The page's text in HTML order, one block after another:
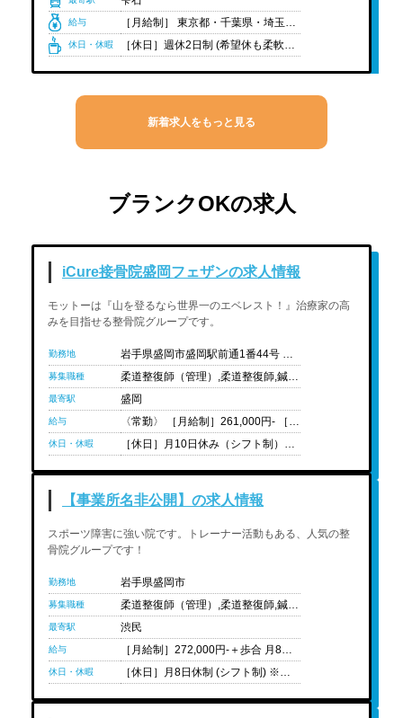
給与 ［月給制］ 東京都・千葉県・埼玉県:253,000円 青森県・岩手県・宮城県・福島県:226,000円 長野県:23万円 主任:＋1万円- 副院長:＋25,000円- 院長:＋5万円+歩合+管理資格手当 ［想定年収］人材紹介会社にお問い合わせください。 ※経験や状況に応じて変動可能性有り ［給与内訳］ ・基本給: 東京都・千葉県・埼玉県215,000円 青森県・岩手県・宮城県・福島県182,000円 長野県186,000円 ・職務手当: 東京都・千葉県・埼玉県38,000円 青森県・岩手県・宮城県・福島県44,000円 長野県44,000円 ※職務手当内に残業評価給を含む。(青森県・岩手県・宮城県・福島県:30時間分 東京都・千葉県・埼玉県:24時間分 長野県:30時間分) ［対象者のみ支給］ ・管理柔道整復師手当:13,000円＋歩合(レセプト枚数×110円) ・Wライセンス手当:2万円 ＜非常勤＞ ［時給制］人材紹介担当者までお問い合わせ下さい。 ※経験や状況に応じて変動可能性有り
休日・休暇 ［休日］週休2日制 (希望休も柔軟に申請取得可能) ※関東圏のみ固定休み有(日曜日＋他1日) ［休暇］夏季休暇(2日)・年末年始休暇(6日) ※有給休暇は法定通り支給 ［年間休日］人材紹介担当者にお問い合わせ下さい ［有給消化率］取得しやすい環境です。 ［育休取得実績］有
ブランクOKの求人
iCure接骨院盛岡フェザンの求人情報
モットーは『山を登るなら世界一のエベレスト！』治療家の高
みを目指せる整骨院グループです。
勤務地 岩手県盛岡市盛岡駅前通1番44号 フェザン盛岡地下1階
募集職種 柔道整復師（管理）,柔道整復師,鍼灸師,あん摩ﾏｯｻｰｼﾞ指圧師,国資学生（柔道整復）,国資学生（鍼灸）,国資学生（あん摩ﾏｯｻｰｼﾞ指圧）
最寄駅 盛岡
給与 〈常勤〉 ［月給制］261,000円- ［想定年収］3,132,000円- ※経験や状況に応じて変動可能性有り ※中途の場合、前職給与保障制度が可能 （ただし、会社規定基準に満たない場合減給となる場合もあり） ※固定残業10時間を超過した分は別途支給 ［給与内訳］ 基本給:244,200円 固定残業代（10時間分）:16,800円 ［対象者のみ支給］ ・住宅手当 … 東京23区内/大阪市内在住の賃貸世帯主の場合:2万円 … 上記エリア以外で賃貸世帯主の場合:1万円 ・コミュニケーション食事補助:2,000円 ・家族手当 … 配偶者（扶養内）:2,000円-7,000円 … お子様（扶養内）:3,000円/人 ・引っ越し手当:最大10万円支給 … 新卒のみに適応 ・Wライセンス手当（柔道整復師＋鍼灸師）:1万円 院長 ［想定年収］4,50万円-6,00万円 テクニカルディレクター/スーパーバイザー ［想定年収］5,50万円-7,00万円 チーフテクニカルディレクター/エリアマネージャー ［想定年収］6,50万円-8,00万円 エリアマネージャー ［想定年収］6,50万円-8,00万円 ゼネラルマネージャー ［想定年収］7,50万円-10,00万円 〈非常勤〉 ［時給］1,230円 -
休日・休暇 ［休日］月10日休み（シフト制）、バースデー休暇（半休付与） ※院の立地により固定休やシフト休の違い有り ※休日出勤一切なし ［休暇］年末年始休暇・夏季休暇（月10日休みに含む） ※有給休暇は法定通り支給 ［年間休日］120日
【事業所名非公開】の求人情報
スポーツ障害に強い院です。トレーナー活動もある、人気の整
骨院グループです！
勤務地 岩手県盛岡市
募集職種 柔道整復師（管理）,柔道整復師,鍼灸師,あん摩ﾏｯｻｰｼﾞ指圧師,国資学生（柔道整復）,国資学生（鍼灸）,国資学生（あん摩ﾏｯｻｰｼﾞ指圧）
最寄駅 渋民
給与 ［月給制］272,000円-＋歩合 月8休み:272,000円- ＋歩合(10:00-20:00) ［給与内訳］ ・基本給:232,940円 ・固定残業代（25.5時間分）:39,060円 月9休み:265,000円- +歩合（10:00-20:00） ［給与内訳］ ・基本給:223,132円 ・固定残業代（24時間分）:41,868円 月8休み午前午後シフト:24万円- ＋歩合(9:00-18:00/12:00-21:00) ［給与内訳］ ・基本給:204,742円 ・固定残業代（23時間分）:35,258円 月8休み時短シフト:22万円-(9:00-18:00) ［給与内訳］ ・基本給:204,742円 ・固定残業代（10時間分）:15,258円 月9休み時短シフト:21万円-(9:00-18:00) ［給与内訳］ ・基本給:196,160円 ・固定残業代（9時間分）:13,840円 月12日休み制:20万円-(10:00-20:00) ［給与内訳］ ・基本給:170,414円 ・固定残業代（19時間分）:29,586円 月12日休み制時短シフト:17万円-(9:00-18:00) ［給与内訳］ ・基本給:127,504円 ・固定残業代（27.7時間分）:42,496円 ・経験年数1年-2年:277,000円 ・経験年数3年-4年:282,000円 ・経験年数5年-6年:287,000円 ・経験年数7年-9年:292,000円 ・経験年数10年以上:297,000円 ※経験や状況に応じて変動可能性有り 経験者対象:前職給与考慮制度あり(入社後1年間適応)※週休2日制フルタイムのみ対象 ［対象者のみ支給］ ・Wライセンス手当(柔道整復師・鍼灸師):1万円 ・管理柔道整復師鍼灸師手当:2,000円(使用時:12,000円) ・歩合:成績により毎月支給される手当 ※予算達成状況によって出ない場合もございます(支給される場合は5,000円-最大1万円/月)。 ・住宅手当:5,000円/月(勤続年数によって変動する) ※実家以外の方対象 ・子供手当:3,000円/月(一人あたり)
休日・休暇 ［休日］月8日休制 (シフト制) ※その他、月9日休制、月12日休制あり ［休暇］夏季休暇(2日)・年末年始休暇(3日)・リフレッシュ休暇・ウェディング休暇・慶弔休暇・産前休暇・産後休暇・育児休暇 ※有給休暇は法定通り付与 ［年間休日］106日前後（4週8休選択時）、118日前後（4週9休選択時）160日前後(週休3日選択時)